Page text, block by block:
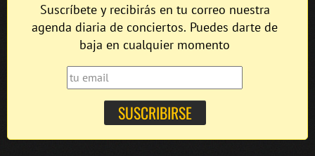
Suscríbete y recibirás en tu correo nuestra
agenda diaria de conciertos. Puedes darte de
baja en cualquier momento